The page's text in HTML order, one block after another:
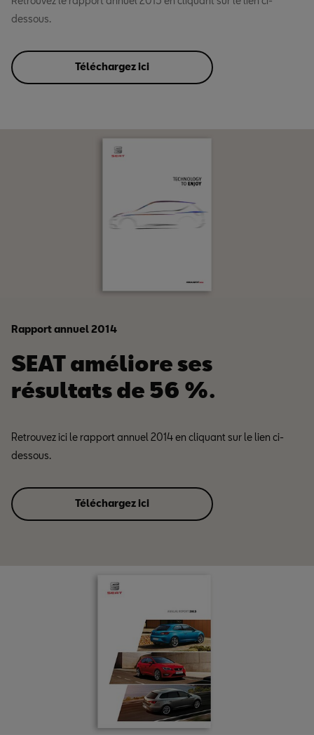
dessous.
Téléchargez ici
Rapport annuel 2014
SEAT améliore ses
résultats de 56 %.
Retrouvez ici le rapport annuel 2014 en cliquant sur le lien ci-
dessous.
Téléchargez ici